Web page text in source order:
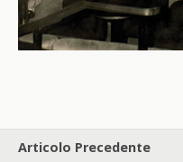
Articolo Precedente